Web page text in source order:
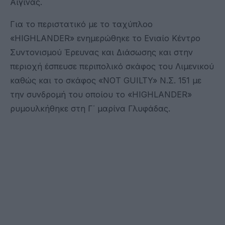
Για το περιστατικό με το ταχύπλοο
«HIGHLANDER» ενημερώθηκε το Ενιαίο Κέντρο
Συντονισμού Έρευνας και Διάσωσης και στην
περιοχή έσπευσε περιπολικό σκάφος του Λιμενικού
καθώς και το σκάφος «NOT GUILTY» Ν.Σ. 151 με
την συνδρομή του οποίου το «HIGHLANDER»
ρυμουλκήθηκε στη Γ΄ μαρίνα Γλυφάδας.